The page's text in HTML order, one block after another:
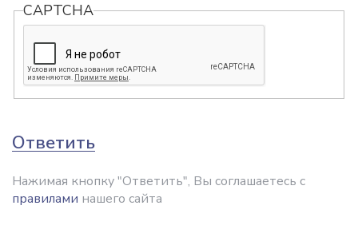
CAPTCHA
Ответить
Нажимая кнопку "Ответить", Вы соглашаетесь с
правилами нашего сайта